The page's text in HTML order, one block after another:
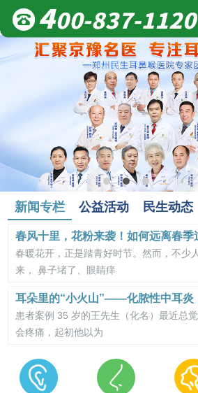
新闻专栏 公益活动 民生动态
春风十里，花粉来袭！如何远离春季
春暖花开，正是踏青好时节。然而，不少
来， 鼻子堵了、眼睛痒
耳朵里的“小火山”——化脓性中耳炎
患者案例 35 岁的王先生（化名）最近总
会疼痛，起初他以为